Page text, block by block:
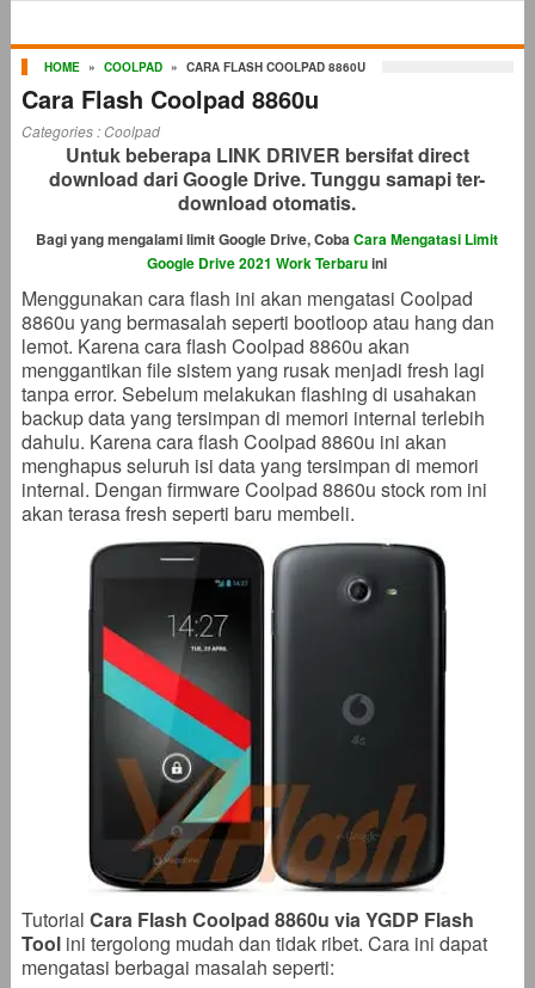
HOME » COOLPAD » CARA FLASH COOLPAD 8860U
Cara Flash Coolpad 8860u
Categories : Coolpad
Untuk beberapa LINK DRIVER bersifat direct
download dari Google Drive. Tunggu samapi ter-
download otomatis.
Bagi yang mengalami limit Google Drive, CobaCara Mengatasi Limit
Google Drive 2021 Work Terbaruini
Menggunakan cara flash ini akan mengatasi Coolpad
8860u yang bermasalah seperti bootloop atau hang dan
lemot. Karena cara flash Coolpad 8860u akan
menggantikan file sistem yang rusak menjadi fresh lagi
tanpa error. Sebelum melakukan flashing di usahakan
backup data yang tersimpan di memori internal terlebih
dahulu. Karena cara flash Coolpad 8860u ini akan
menghapus seluruh isi data yang tersimpan di memori
internal. Dengan firmware Coolpad 8860u stock rom ini
akan terasa fresh seperti baru membeli.
Tutorial Cara Flash Coolpad 8860u via YGDP Flash
Toolini tergolong mudah dan tidak ribet. Cara ini dapat
mengatasi berbagai masalah seperti: